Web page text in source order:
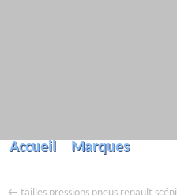
Accueil Marques